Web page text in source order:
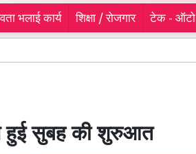
भलाई कार्य शिक्षा / रोजगार टेक - ऑटो
हुई सुबह की शुरुआत